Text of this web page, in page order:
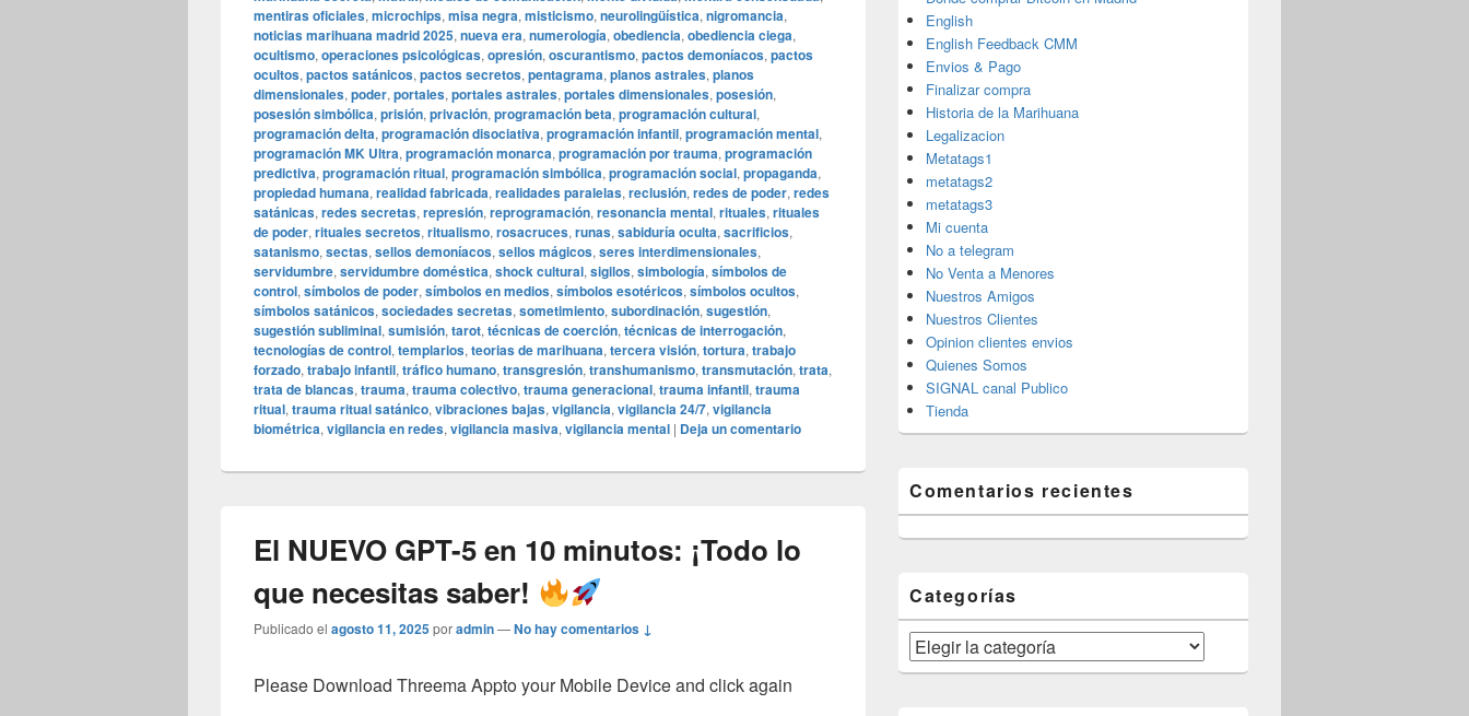
mentiras oficiales, microchips, misa negra, misticismo, neurolingüística, nigromancia,
noticias marihuana madrid 2025, nueva era, numerología, obediencia, obediencia ciega,
ocultismo, operaciones psicológicas, opresión, oscurantismo, pactos demoníacos, pactos
ocultos, pactos satánicos, pactos secretos, pentagrama, planos astrales, planos
dimensionales, poder, portales, portales astrales, portales dimensionales, posesión,
posesión simbólica, prisión, privación, programación beta, programación cultural,
programación delta, programación disociativa, programación infantil, programación mental,
programación MK Ultra, programación monarca, programación por trauma, programación
predictiva, programación ritual, programación simbólica, programación social, propaganda,
propiedad humana, realidad fabricada, realidades paralelas, reclusión, redes de poder, redes
satánicas, redes secretas, represión, reprogramación, resonancia mental, rituales, rituales
de poder, rituales secretos, ritualismo, rosacruces, runas, sabiduría oculta, sacrificios,
satanismo, sectas, sellos demoníacos, sellos mágicos, seres interdimensionales,
servidumbre, servidumbre doméstica, shock cultural, sigilos, simbología, símbolos de
control, símbolos de poder, símbolos en medios, símbolos esotéricos, símbolos ocultos,
símbolos satánicos, sociedades secretas, sometimiento, subordinación, sugestión,
sugestión subliminal, sumisión, tarot, técnicas de coerción, técnicas de interrogación,
tecnologías de control, templarios, teorias de marihuana, tercera visión, tortura, trabajo
forzado, trabajo infantil, tráfico humano, transgresión, transhumanismo, transmutación, trata,
trata de blancas, trauma, trauma colectivo, trauma generacional, trauma infantil, trauma
ritual, trauma ritual satánico, vibraciones bajas, vigilancia, vigilancia 24/7, vigilancia
biométrica, vigilancia en redes, vigilancia masiva, vigilancia mental | Deja un comentario
El NUEVO GPT-5 en 10 minutos: ¡Todo lo
que necesitas saber!
Publicado el agosto 11, 2025poradmin—No hay comentarios ↓
Please Download Threema Appto your Mobile Device and click again
English
English Feedback CMM
Envios & Pago
Finalizar compra
Historia de la Marihuana
Legalizacion
Metatags1
metatags2
metatags3
Mi cuenta
No a telegram
No Venta a Menores
Nuestros Amigos
Nuestros Clientes
Opinion clientes envios
Quienes Somos
SIGNAL canal Publico
Tienda
Comentarios recientes
Categorías
Categorías